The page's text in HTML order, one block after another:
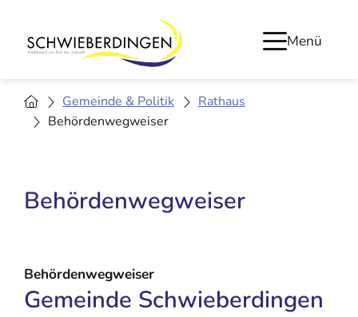
Menü
Gemeinde & Politik
Rathaus
Behördenwegweiser
Behördenwegweiser
Behördenwegweiser
Gemeinde Schwieberdingen